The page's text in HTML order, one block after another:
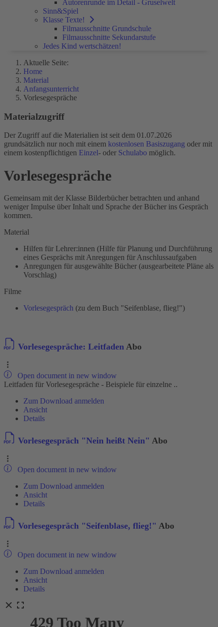
Autorenrunde im Detail - Gruselwelt
Sinn&Spiel
Klasse Texte!
Filmausschnitte Grundschule
Filmausschnitte Sekundarstufe
Jedes Kind wertschätzen!
Aktuelle Seite:
Home
Material
Anfangsunterricht
Vorlesegespräche
Materialzugriff
Der Zugriff auf die Materialien ist seit dem 01.07.2026
grundsätzlich nur noch mit einem kostenlosen Basiszugang oder mit
einem kostenpflichtigen Einzel- oder Schulabo möglich.
Vorlesegespräche
Gemeinsam mit der Klasse Bilderbücher betrachten und anhand
weniger Impulse über Inhalt und Sprache der Bücher ins Gespräch
kommen.
Material
Hilfen für Lehrer:innen (Hilfe für Planung und Durchführung
eines Gesprächs mit Anregungen für Anschlussaufgaben
Anregungen für ausgewählte Bücher (ausgearbeitete Pläne als
Vorschlag)
Filme
Vorlesegespräch (zu dem Buch "Seifenblase, flieg!")
Vorlesegespräche: Leitfaden Abo
Open document in new window
Leitfaden für Vorlesegespräche - Beispiele für einzelne ..
Zum Download anmelden
Ansicht
Details
Vorlesegespräch "Nein heißt Nein" Abo
Open document in new window
Zum Download anmelden
Ansicht
Details
Vorlesegespräch "Seifenblase, flieg!" Abo
Open document in new window
Zum Download anmelden
Ansicht
Details